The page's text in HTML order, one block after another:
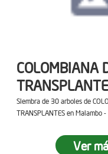
COLOMBIANA
Siembra de 30 arboles de
TRANSPLANTES en
Ver